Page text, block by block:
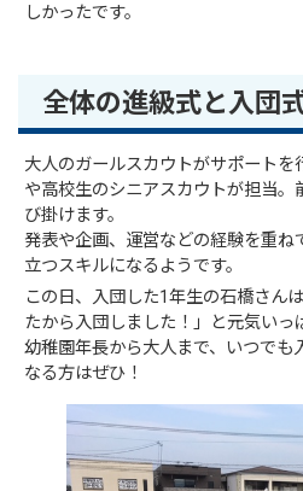
しかったです。
全体の進級式と入団
大人のガールスカウトがサポート
や高校生のシニアスカウトが担当
び掛けます。
発表や企画、運営などの経験を重ね
立つスキルになるようです。
この日、入団した1年生の石橋さん
たから入団しました！」と元気いっ
幼稚園年長から大人まで、いつでも
なる方はぜひ！